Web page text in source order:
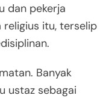
dan pekerja
religius itu, terselip
Banyak
ustaz sebagai